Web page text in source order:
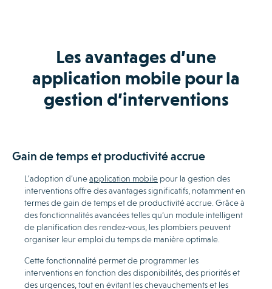
Les avantages d’une
application mobile pour la
gestion d’interventions
Gain de temps et productivité accrue
L’adoption d’uneapplication mobile pour la gestion des
interventions offre des avantages significatifs, notamment en
termes de gain de temps et de productivité accrue. Grâce à
des fonctionnalités avancées telles qu’un module intelligent
de planification des rendez-vous, les plombiers peuvent
organiser leur emploi du temps de manière optimale.
Cette fonctionnalité permet de programmer les
interventions en fonction des disponibilités, des priorités et
des urgences, tout en évitant les chevauchements et les